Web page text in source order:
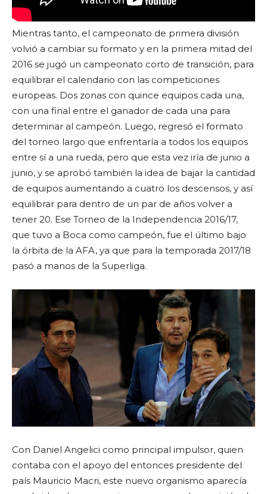
Mientras tanto, el campeonato de primera división
volvió a cambiar su formato y en la primera mitad del
2016 se jugó un campeonato corto de transición, para
equilibrar el calendario con las competiciones
europeas. Dos zonas con quince equipos cada una,
con una final entre el ganador de cada una para
determinar al campeón. Luego, regresó el formato
del torneo largo que enfrentaría a todos los equipos
entre sí a una rueda, pero que esta vez iría de junio a
junio, y se aprobó también la idea de bajar la cantidad
de equipos aumentando a cuatro los descensos, y así
equilibrar para dentro de un par de años volver a
tener 20. Ese Torneo de la Independencia 2016/17,
que tuvo a Boca como campeón, fue el último bajo
la órbita de la AFA, ya que para la temporada 2017/18
pasó a manos de la Superliga.
Con Daniel Angelici como principal impulsor, quien
contaba con el apoyo del entonces presidente del
país Mauricio Macri, este nuevo organismo aparecía